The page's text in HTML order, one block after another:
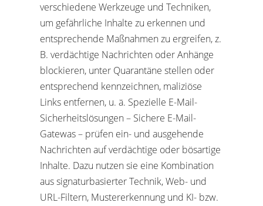
verschiedene Werkzeuge und Techniken,
um gefährliche Inhalte zu erkennen und
entsprechende Maßnahmen zu ergreifen, z.
B. verdächtige Nachrichten oder Anhänge
blockieren, unter Quarantäne stellen oder
entsprechend kennzeichnen, maliziöse
Links entfernen, u. ä. Spezielle E-Mail-
Sicherheitslösungen – Sichere E-Mail-
Gatewas – prüfen ein- und ausgehende
Nachrichten auf verdächtige oder bösartige
Inhalte. Dazu nutzen sie eine Kombination
aus signaturbasierter Technik, Web- und
URL-Filtern, Mustererkennung und KI- bzw.